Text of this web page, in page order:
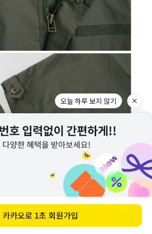
오늘 하루 보지 않기
카카오로 1초 회원가입